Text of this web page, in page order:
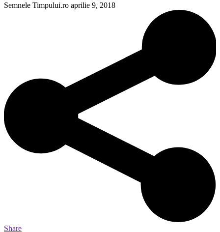
Semnele Timpului.ro aprilie 9, 2018
Share